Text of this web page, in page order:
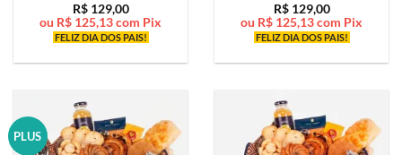
Avaliação5
de 5
R$129,00
ou R$ 125,13com Pix
FELIZ DIA DOS PAIS!
Avaliação5
de 5
R$129,00
ou R$ 125,13com Pix
FELIZ DIA DOS PAIS!
PLUS